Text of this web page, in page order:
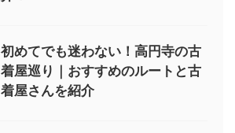
初めてでも迷わない！高円寺の古
着屋巡り｜おすすめのルートと古
着屋さんを紹介